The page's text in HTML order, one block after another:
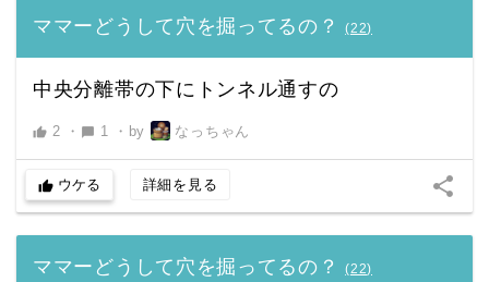
ママーどうして穴を掘ってるの？ (22)
中央分離帯の下にトンネル通すの
thumb_up 2 ・ chat_bubble 1 ・ by なっちゃん
thumb_up ウケる 詳細を見る share
ママーどうして穴を掘ってるの？ (22)